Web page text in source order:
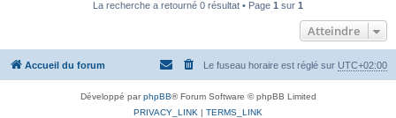
c
e
La recherche a retourné 0 résultat • Page 1 sur 1
Atteindre
Accueil du forum Le fuseau horaire est réglé sur UTC+02:00
Développé parphpBB® Forum Software © phpBB Limited
PRIVACY_LINK | TERMS_LINK